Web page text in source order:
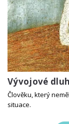
Vývojové
Člověku, který
situace.